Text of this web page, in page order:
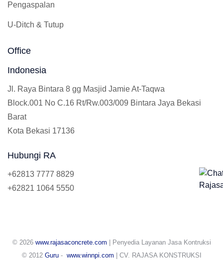
Pengaspalan
U-Ditch & Tutup
Office
Indonesia
Jl. Raya Bintara 8 gg Masjid Jamie At-Taqwa
Block.001 No C.16 Rt/Rw.003/009 Bintara Jaya Bekasi
Barat
Kota Bekasi 17136
Hubungi RA
+62813 7777 8829
+62821 1064 5550
© 2026 www.rajasaconcrete.com | Penyedia Layanan Jasa Kontruksi
© 2012 Guru- www.winnpi.com | CV. RAJASA KONSTRUKSI